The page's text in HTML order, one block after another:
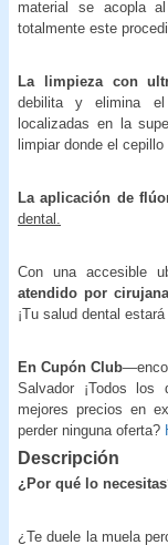
material se acopla
totalmente este
La limpieza con
debilita y elimina el
localizadas en la
limpiar donde el cepillo
La aplicación de
dental.
Con una accesible
atendido por
¡Tu salud dental
En Cupón Club
Salvador ¡Todos
mejores precios en
perder ninguna oferta?
Descripción
¿Por qué lo
¿Te duele la muela